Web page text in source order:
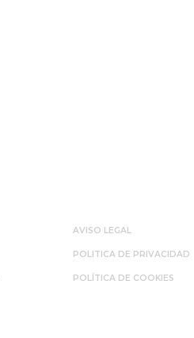
AVISO LEGAL
POLITICA DE PRIVACIDAD
POLÍTICA DE COOKIES